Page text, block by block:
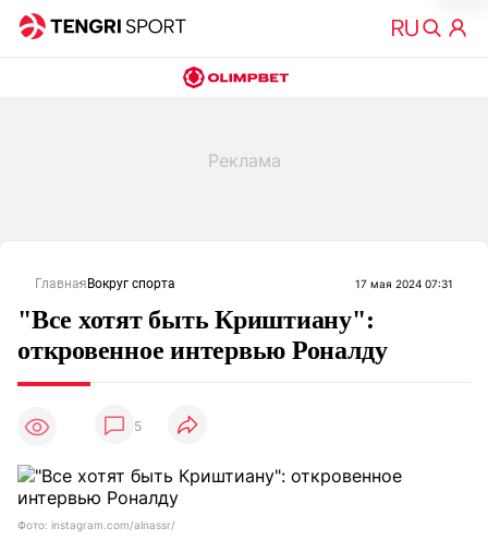
Главная Вокруг спорта 17 мая 2024 07:31
"Все хотят быть Криштиану":
откровенное интервью Роналду
5
Фото: instagram.com/alnassr/